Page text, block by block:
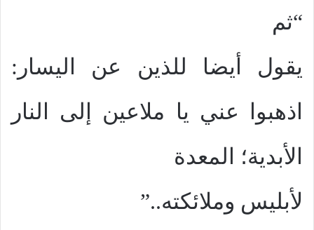
“ثم
يقول أيضا للذين عن اليسار:
اذهبوا عني يا ملاعين إلى النار
الأبدية؛ المعدة
لأبليس وملائكته..”